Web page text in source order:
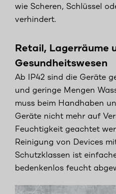
wie Scheren, Schlüssel
verhindert.
Retail, Lagerräume
Gesundheitswesen
Ab IP42 sind die Geräte
und geringe Mengen
muss beim Handhaben
Geräte nicht mehr auf
Feuchtigkeit geachtet
Reinigung von Devices
Schutzklassen ist
bedenkenlos feucht